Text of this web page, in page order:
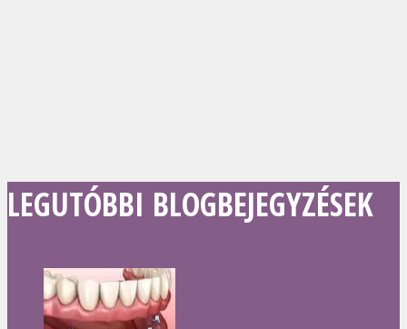
LEGUTÓBBI BLOGBEJEGYZÉSEK